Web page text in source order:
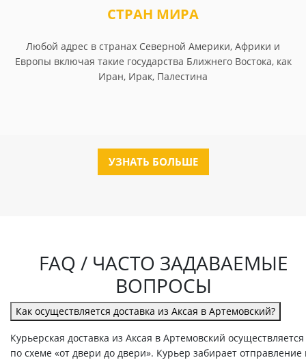
СТРАН МИРА
Любой адрес в странах Северной Америки, Африки и
Европы включая такие государства Ближнего Востока, как
Иран, Ирак, Палестина
УЗНАТЬ БОЛЬШЕ
FAQ / ЧАСТО ЗАДАВАЕМЫЕ
ВОПРОСЫ
Как осуществляется доставка из Аксая в Артемовский?
Курьерская доставка из Аксая в Артемовский осуществляется
по схеме «от двери до двери». Курьер забирает отправление